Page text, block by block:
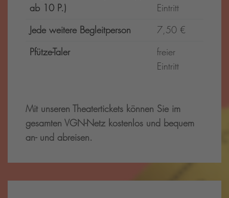
ab 10 P.)
Eintritt
Jede weitere Begleitperson
7,50 €
Pfütze-Taler
freier
Eintritt
Mit unseren Theatertickets können Sie im
gesamten VGN-Netz kostenlos und bequem
an- und abreisen.